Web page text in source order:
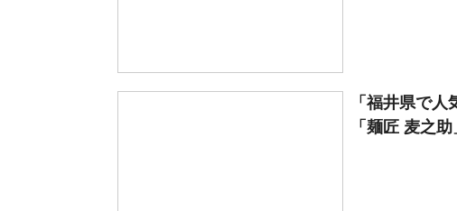
「福井県で
「麺匠 麦之